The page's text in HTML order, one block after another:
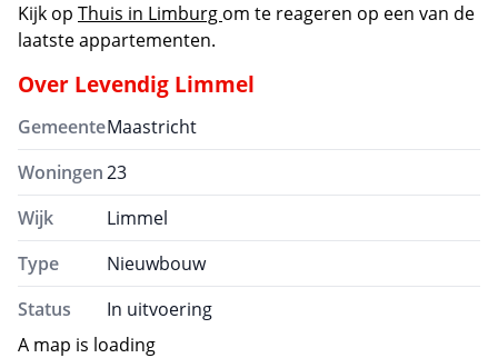
Kijk op Thuis in Limburg om te reageren op een van de
laatste appartementen.
Over Levendig Limmel
GemeenteMaastricht
Woningen23
Wijk
Limmel
Type
Nieuwbouw
Status
In uitvoering
A map is loading